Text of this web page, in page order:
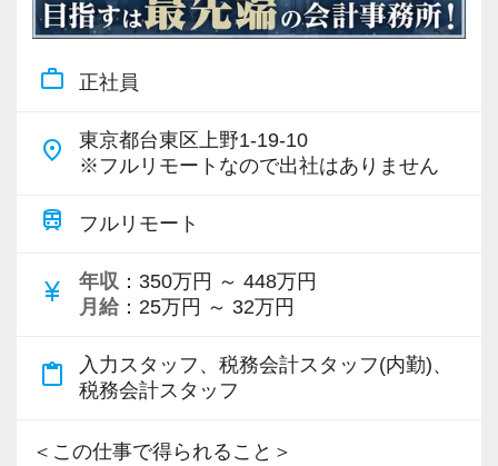
work_outline 正社員
place
東京都台東区上野1-19-10
※フルリモートなので出社はありません
train フルリモート
currency_yen 年収 ：350万円 ～ 448万円
月給 ：25万円 ～ 32万円
content_paste
入力スタッフ、税務会計スタッフ(内勤)、
税務会計スタッフ
＜この仕事で得られること＞